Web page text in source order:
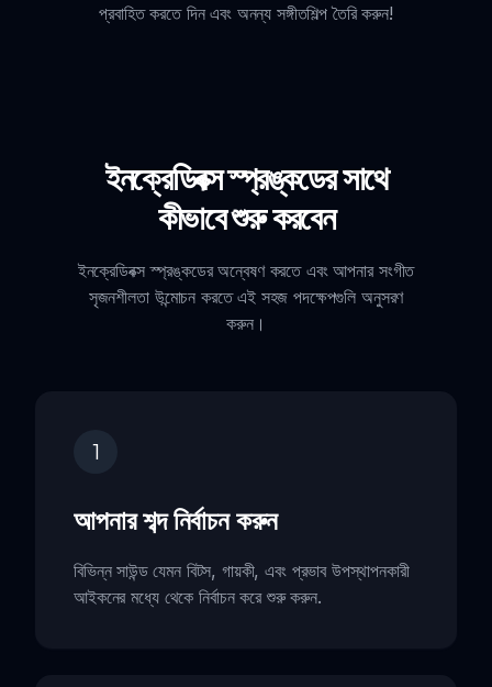
প্রবাহিত করতে দিন এবং অনন্য সঙ্গীতশিল্প তৈরি করুন!
ইনক্রেডিবক্স স্প্রঙ্কডের সাথে
কীভাবে শুরু করবেন
ইনক্রেডিবক্স স্প্রঙ্কডের অন্বেষণ করতে এবং আপনার সংগীত
সৃজনশীলতা উন্মোচন করতে এই সহজ পদক্ষেপগুলি অনুসরণ
করুন।
1
আপনার শব্দ নির্বাচন করুন
বিভিন্ন সাউন্ড যেমন বিটস, গায়কী, এবং প্রভাব উপস্থাপনকারী
আইকনের মধ্যে থেকে নির্বাচন করে শুরু করুন.